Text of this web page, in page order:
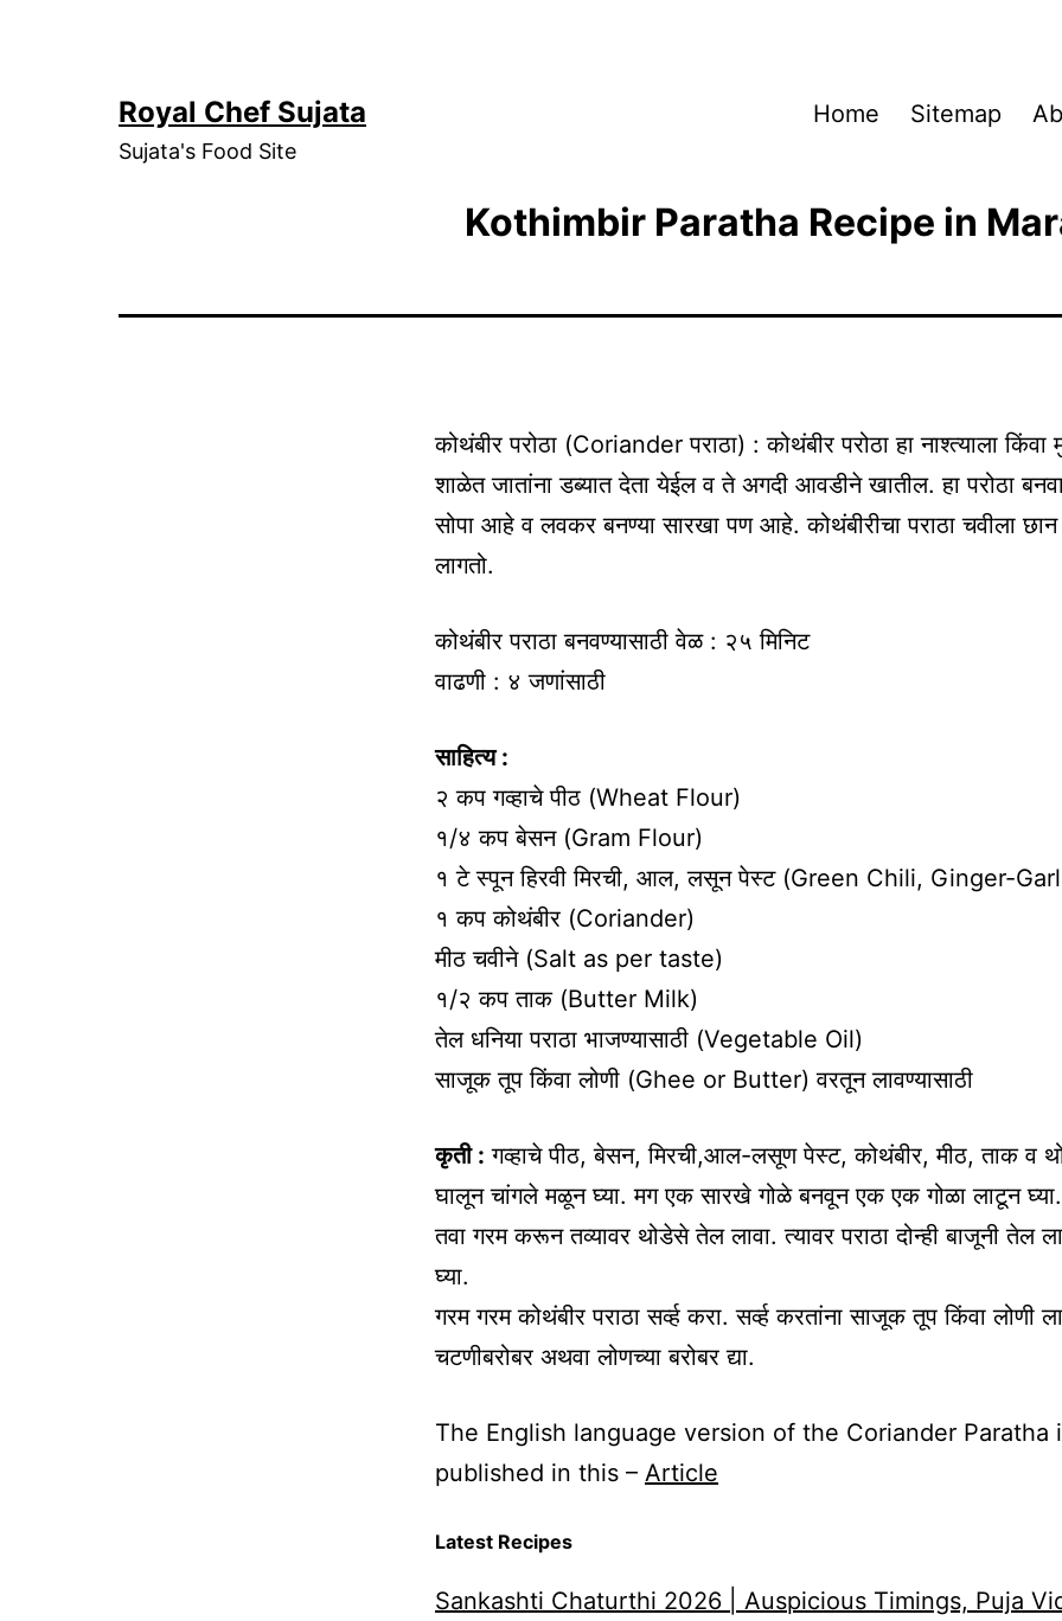
Royal Chef Sujata
Sujata's Food Site
Home Sitemap
Kothimbir Paratha Recipe in
कोथंबीर परोठा (Coriander पराठा) : कोथंबीर परोठा हा नाश्त्याला किंवा
शाळेत जातांना डब्यात देता येईल व ते अगदी आवडीने खातील. हा परोठा
सोपा आहे व लवकर बनण्या सारखा पण आहे. कोथंबीरीचा पराठा चवीला
लागतो.
कोथंबीर पराठा बनवण्यासाठी वेळ : २५ मिनिट
वाढणी : ४ जणांसाठी
साहित्य :
२ कप गव्हाचे पीठ (Wheat Flour)
१/४ कप बेसन (Gram Flour)
१ टे स्पून हिरवी मिरची, आल, लसून पेस्ट (Green Chili, Ginger-
१ कप कोथंबीर (Coriander)
मीठ चवीने (Salt as per taste)
१/२ कप ताक (Butter Milk)
तेल धनिया पराठा भाजण्यासाठी (Vegetable Oil)
साजूक तूप किंवा लोणी (Ghee or Butter) वरतून लावण्यासाठी
कृती : गव्हाचे पीठ, बेसन, मिरची,आल-लसूण पेस्ट, कोथंबीर, मीठ, ताक व
घालून चांगले मळून घ्या. मग एक सारखे गोळे बनवून एक एक गोळा लाटून घ्या.
तवा गरम करून तव्यावर थोडेसे तेल लावा. त्यावर पराठा दोन्ही बाजूनी तेल
घ्या.
गरम गरम कोथंबीर पराठा सर्व्ह करा. सर्व्ह करतांना साजूक तूप किंवा लोणी
चटणीबरोबर अथवा लोणच्या बरोबर द्या.
The English language version of the Coriander Paratha
published in this – Article
Latest Recipes
Sankashti Chaturthi 2026 | Auspicious Timings, Puja